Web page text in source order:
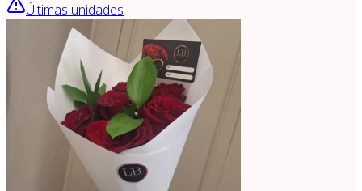
Últimas unidades